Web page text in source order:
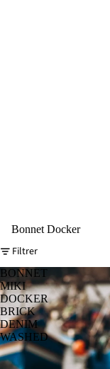
Bonnet Docker
Filtrer
BONNET
MIKI
DOCKER
BRICK
DENIM
WASHED